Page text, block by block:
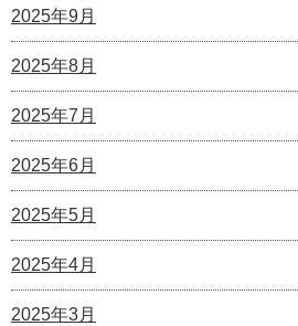
2025年9月
2025年8月
2025年7月
2025年6月
2025年5月
2025年4月
2025年3月